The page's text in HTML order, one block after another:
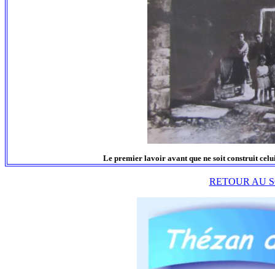
Le premier lavoir avant que ne soit construit
RETOUR AU